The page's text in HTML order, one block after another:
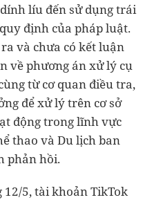
líu đến sử dụng trái
định của pháp luật.
và chưa có kết luận
về phương án xử lý cụ
từ cơ quan điều tra,
để xử lý trên cơ sở
động trong lĩnh vực
thao và Du lịch ban
phản hồi.
5, tài khoản TikTok